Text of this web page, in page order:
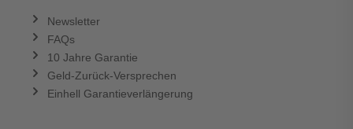
Newsletter
FAQs
10 Jahre Garantie
Geld-Zurück-Versprechen
Einhell Garantieverlängerung